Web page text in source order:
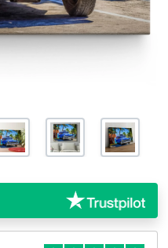
Parfait ras
Parfait ras
Sébastien Labrit